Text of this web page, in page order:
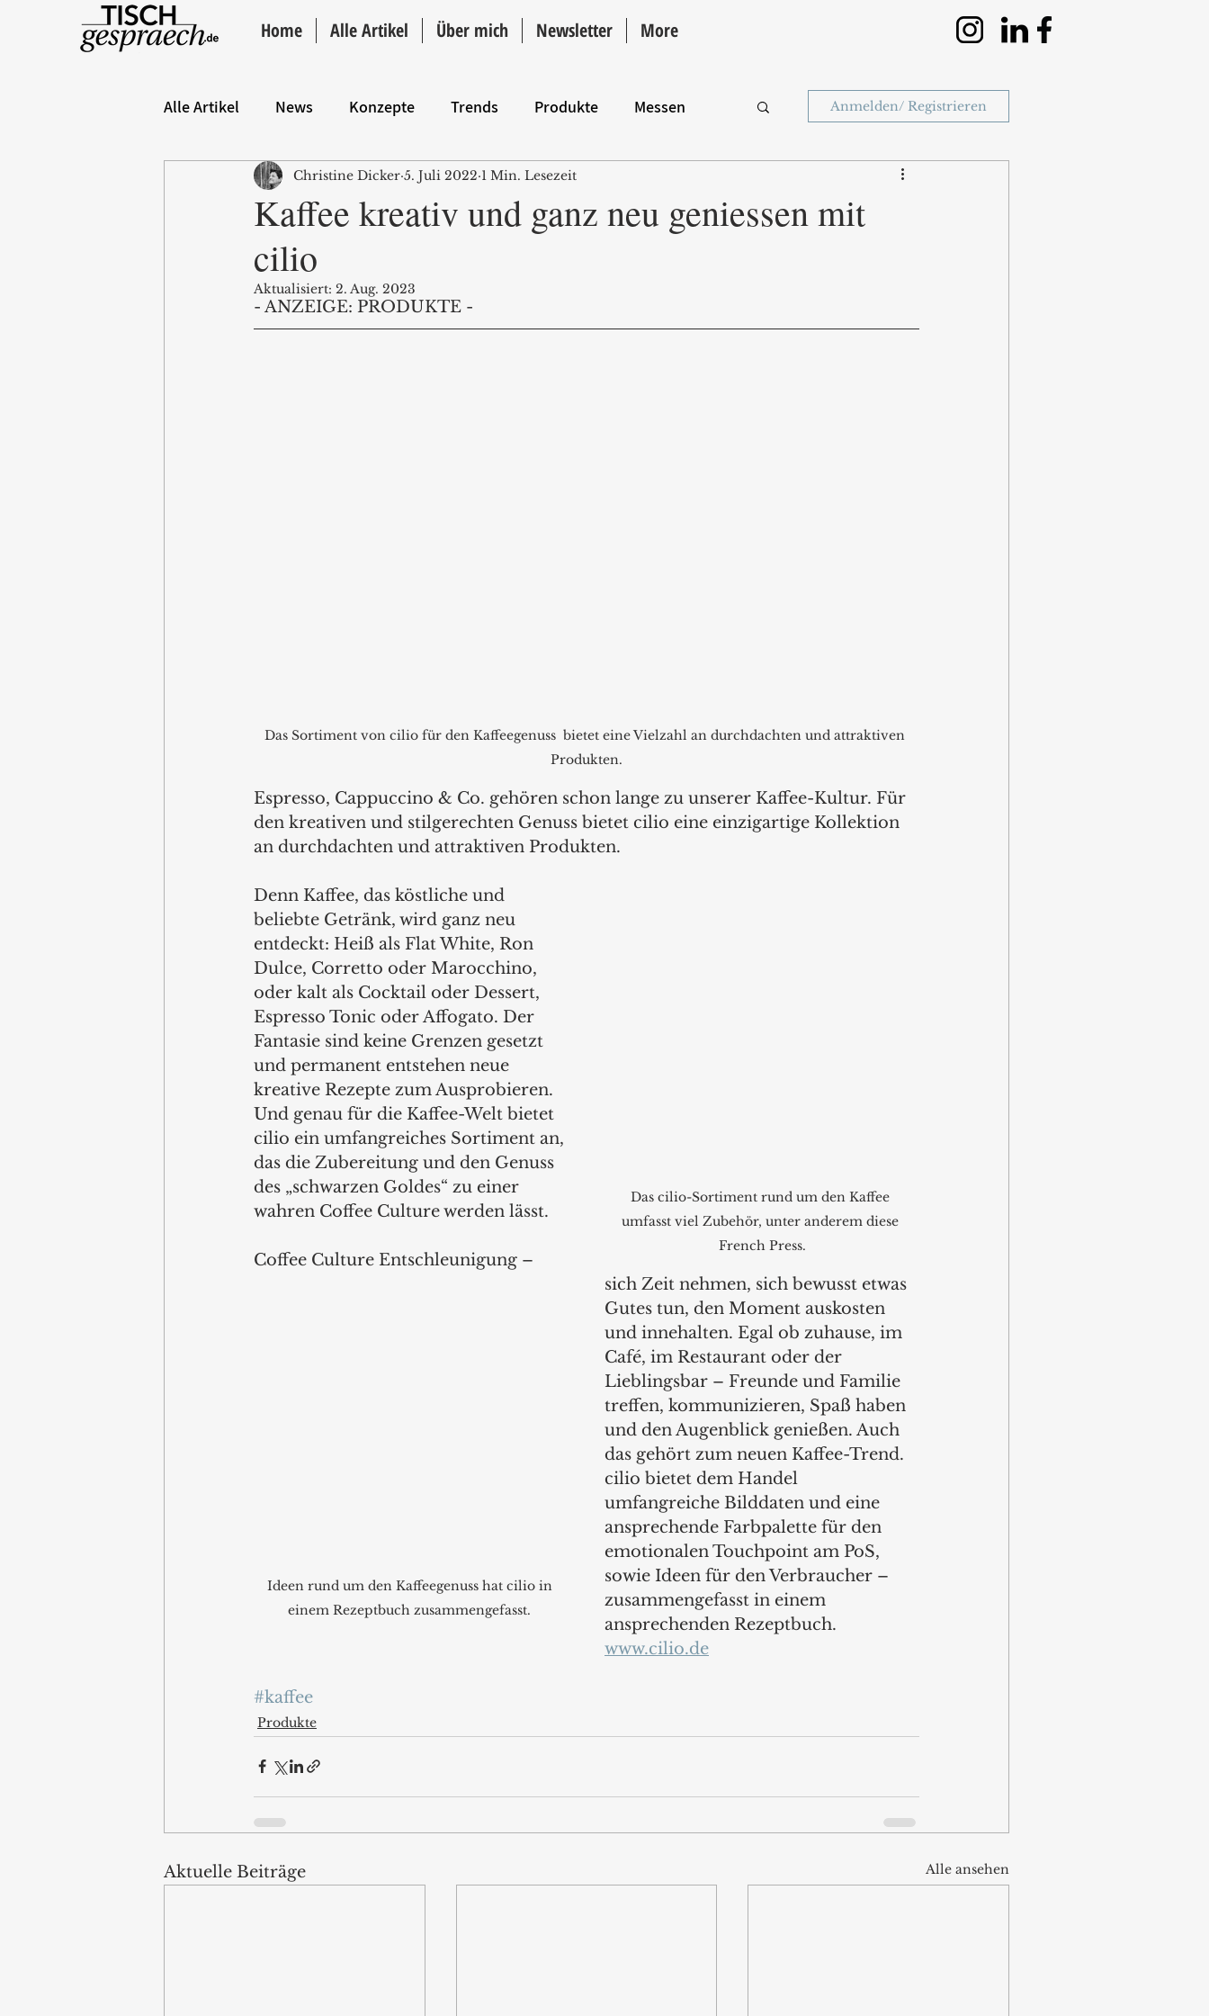
Home Alle Artikel Über mich Newsletter More
Alle Artikel News Konzepte Trends Produkte Messen
Hintergrund ANZEIGE Intro
Anmelden/ Registrieren
Kaffee kreativ und ganz neu geniessen mit
cilio
Christine Dicker 5. Juli 2022 1 Min. Lesezeit
Aktualisiert: 2. Aug. 2023
- ANZEIGE: PRODUKTE -
Das Sortiment von cilio für den Kaffeegenuss  bietet eine Vielzahl an durchdachten und attraktiven
Produkten.
Espresso, Cappuccino & Co. gehören schon lange zu unserer Kaffee-Kultur. Für
den kreativen und stilgerechten Genuss bietet cilio eine einzigartige Kollektion
an durchdachten und attraktiven Produkten.
Das cilio-Sortiment rund um den Kaffee
umfasst viel Zubehör, unter anderem diese
French Press.
Denn Kaffee, das köstliche und
beliebte Getränk, wird ganz neu
entdeckt: Heiß als Flat White, Ron
Dulce, Corretto oder Marocchino,
oder kalt als Cocktail oder Dessert,
Espresso Tonic oder Affogato. Der
Fantasie sind keine Grenzen gesetzt
und permanent entstehen neue
kreative Rezepte zum Ausprobieren.
Und genau für die Kaffee-Welt bietet
cilio ein umfangreiches Sortiment an,
das die Zubereitung und den Genuss
des „schwarzen Goldes“ zu einer
wahren Coffee Culture werden lässt.
Ideen rund um den Kaffeegenuss hat cilio in
einem Rezeptbuch zusammengefasst.
Coffee Culture Entschleunigung –
sich Zeit nehmen, sich bewusst etwas
Gutes tun, den Moment auskosten
und innehalten. Egal ob zuhause, im
Café, im Restaurant oder der
Lieblingsbar – Freunde und Familie
treffen, kommunizieren, Spaß haben
und den Augenblick genießen. Auch
das gehört zum neuen Kaffee-Trend.
cilio bietet dem Handel
umfangreiche Bilddaten und eine
ansprechende Farbpalette für den
emotionalen Touchpoint am PoS,
sowie Ideen für den Verbraucher –
zusammengefasst in einem
ansprechenden Rezeptbuch.
www.cilio.de
#kaffee
Produkte
Aktuelle Beiträge Alle ansehen